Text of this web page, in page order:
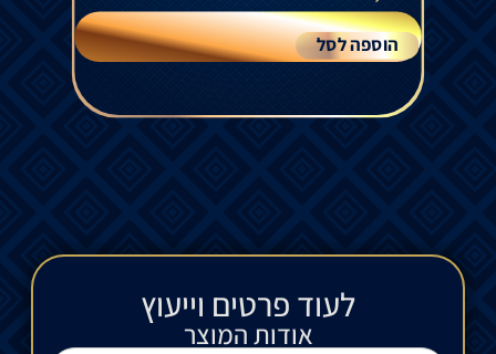
הוספה לסל
לעוד פרטים וייעוץ​
אודות המוצר